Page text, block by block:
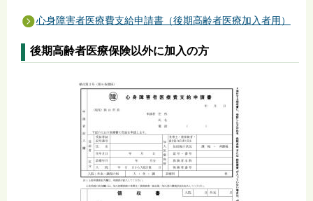
心身障害者医療費支給申請書（後期高齢者医療加入者用）
後期高齢者医療保険以外に加入の方